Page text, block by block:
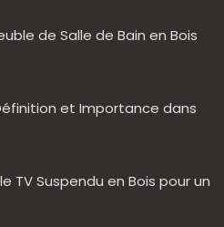
de Salle de Bain en Bois
et Importance dans
TV Suspendu en Bois pour un